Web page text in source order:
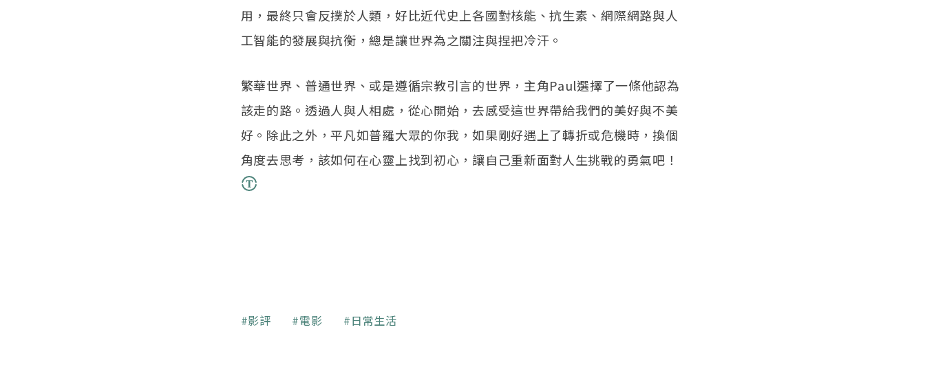
用，最終只會反撲於人類，好比近代史上各國對核能、抗生素、網際網路與人
工智能的發展與抗衡，總是讓世界為之關注與捏把冷汗。
繁華世界、普通世界、或是遵循宗教引言的世界，主角Paul選擇了一條他認為
該走的路。透過人與人相處，從心開始，去感受這世界帶給我們的美好與不美
好。除此之外，平凡如普羅大眾的你我，如果剛好遇上了轉折或危機時，換個
角度去思考，該如何在心靈上找到初心，讓自己重新面對人生挑戰的勇氣吧！
關鍵字
影評 電影 日常生活